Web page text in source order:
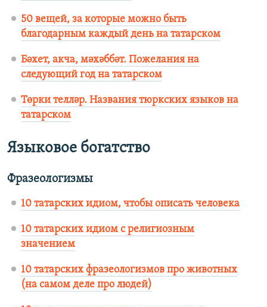
50 вещей, за которые можно быть
благодарным каждый день на татарском
Бәхет, акча, мәхәббәт. Пожелания на
следующий год на татарском
Төрки телләр. Названия тюркских языков на
татарском
Языковое богатство
Фразеологизмы
10 татарских идиом, чтобы описать человека
10 татарских идиом с религиозным
значением
10 татарских фразеологизмов про животных
(на самом деле про людей)